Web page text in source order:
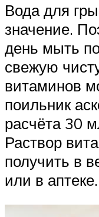
Вода для
значение.
день мыть
свежую
витаминов
поильник
расчёта 30
Раствор
получить в
или в аптеке.